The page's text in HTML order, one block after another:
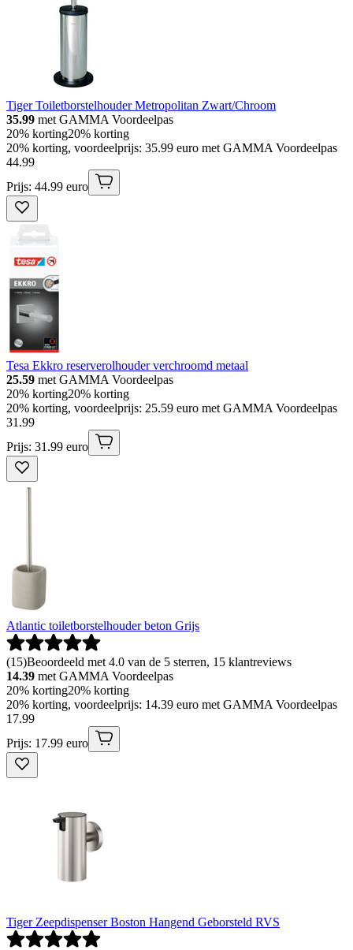
Tiger Toiletborstelhouder Metropolitan Zwart/Chroom
35.99 met GAMMA Voordeelpas
20% korting20% korting
20% korting, voordeelprijs: 35.99 euro met GAMMA Voordeelpas
44.99
Prijs: 44.99 euro
Tesa Ekkro reserverolhouder verchroomd metaal
25.59 met GAMMA Voordeelpas
20% korting20% korting
20% korting, voordeelprijs: 25.59 euro met GAMMA Voordeelpas
31 .99
Prijs: 31.99 euro
Atlantic toiletborstelhouder beton Grijs
(15)Beoordeeld met 4.0 van de 5 sterren, 15 klantreviews
14.39 met GAMMA Voordeelpas
20% korting20% korting
20% korting, voordeelprijs: 14.39 euro met GAMMA Voordeelpas
17.99
Prijs: 17.99 euro
Tiger Zeepdispenser Boston Hangend Geborsteld RVS